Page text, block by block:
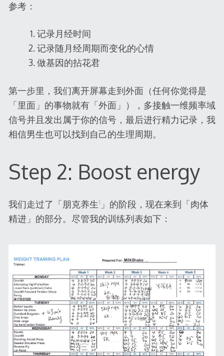
参考：
记录月经时间
记录随月经周期而变化的心情
做基因的拈花君
第一步里，我们离开屏幕走到外面（任何你觉得是
「里面」的事物就有「外面」），多接触一维频率域
信号并且发出属于你的信号，最后进行精力记录，我
相信男生也可以找到自己的生理周期。
Step 2: Boost energy
我们走过了「朋克养生1 」的阶段，现在来到「肉体
精进」的部分。尽管我的训练列表如下：